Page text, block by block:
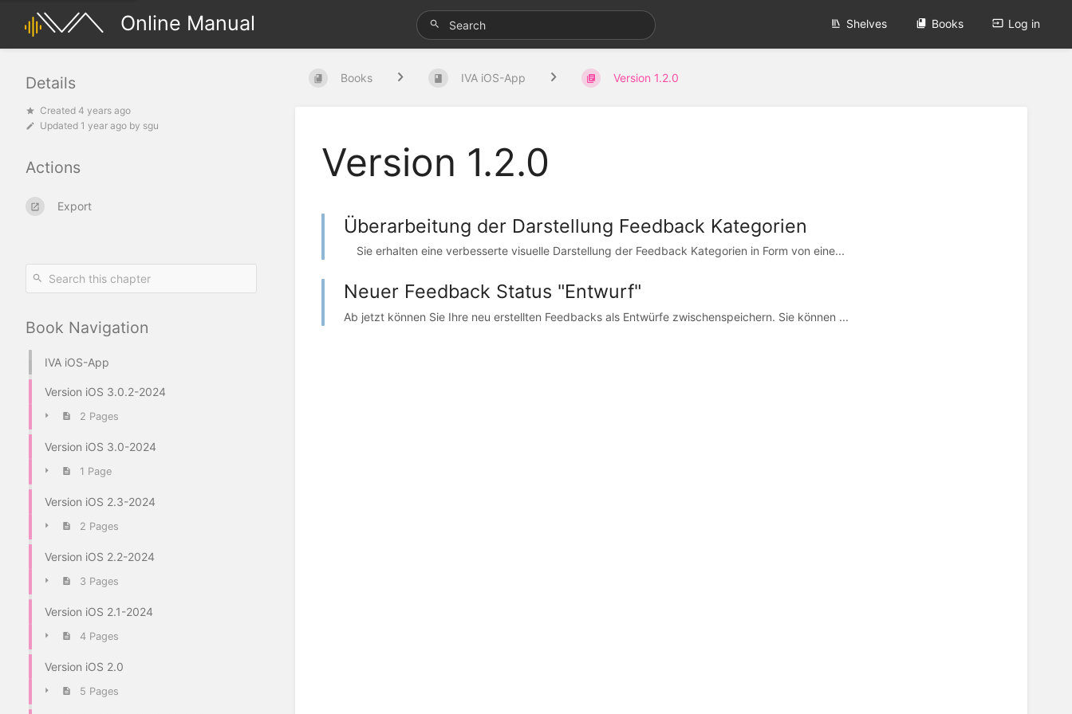
Online Manual Shelves Books Log in
Book Navigation
IVA iOS-App
Version iOS 3.0.2-2024
2 Pages
Version iOS 3.0-2024
1 Page
Version iOS 2.3-2024
2 Pages
Version iOS 2.2-2024
3 Pages
Version iOS 2.1-2024
4 Pages
Version iOS 2.0
5 Pages
Books IVA iOS-App Version 1.2.0
Version 1.2.0
Überarbeitung der Darstellung Feedback Kategorien
Sie erhalten eine verbesserte visuelle Darstellung der Feedback Kategorien in Form von eine...
Neuer Feedback Status "Entwurf"
Ab jetzt können Sie Ihre neu erstellten Feedbacks als Entwürfe zwischenspeichern. Sie können ...
Details
Created 4 years ago
Updated 1 year ago by sgu
Actions
Export